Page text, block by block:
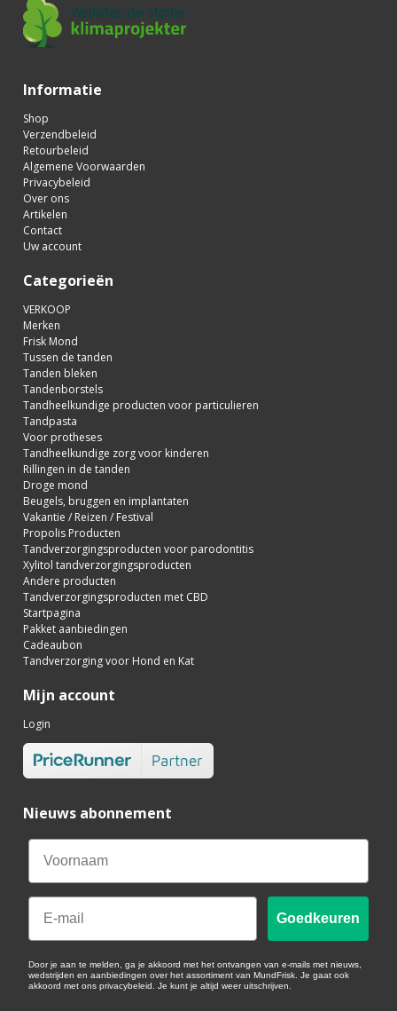
Informatie
Shop
Verzendbeleid
Retourbeleid
Algemene Voorwaarden
Privacybeleid
Over ons
Artikelen
Contact
Uw account
Categorieën
VERKOOP
Merken
Frisk Mond
Tussen de tanden
Tanden bleken
Tandenborstels
Tandheelkundige producten voor particulieren
Tandpasta
Voor protheses
Tandheelkundige zorg voor kinderen
Rillingen in de tanden
Droge mond
Beugels, bruggen en implantaten
Vakantie / Reizen / Festival
Propolis Producten
Tandverzorgingsproducten voor parodontitis
Xylitol tandverzorgingsproducten
Andere producten
Tandverzorgingsproducten met CBD
Startpagina
Pakket aanbiedingen
Cadeaubon
Tandverzorging voor Hond en Kat
Mijn account
Login
Nieuws abonnement
Email
Goedkeuren
Door je aan te melden, ga je akkoord met het ontvangen van e-mails met nieuws,
wedstrijden en aanbiedingen over het assortiment van MundFrisk. Je gaat ook
akkoord met ons privacybeleid. Je kunt je altijd weer uitschrijven.